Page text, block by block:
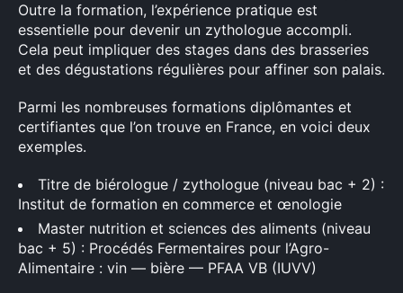
Outre la formation, l’expérience pratique est
essentielle pour devenir un zythologue accompli.
Cela peut impliquer des stages dans des brasseries
et des dégustations régulières pour affiner son palais.
Parmi les nombreuses formations diplômantes et
certifiantes que l’on trouve en France, en voici deux
exemples.
Titre de biérologue / zythologue (niveau bac + 2) :
Institut de formation en commerce et œnologie
Master nutrition et sciences des aliments (niveau
bac + 5) : Procédés Fermentaires pour l’Agro-
Alimentaire : vin — bière — PFAA VB (IUVV)